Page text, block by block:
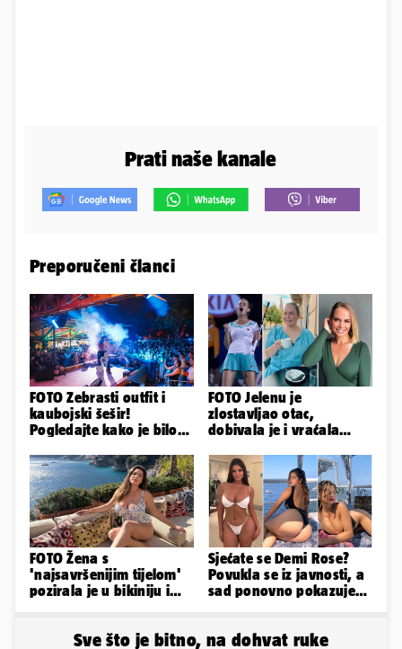
Prati naše kanale
Preporučeni članci
FOTO Zebrasti outfit i
kaubojski šešir!
Pogledajte kako je bilo
Vodicama
FOTO Jelenu je
zlostavljao otac,
dobivala je i vraćala
tukao šakama'
FOTO Žena s
'najsavršenijim tijelom'
pozirala je u bikiniju i
Sjećate se Demi Rose?
Povukla se iz javnosti, a
sad ponovno pokazuje
Sve što je bitno, na dohvat ruke